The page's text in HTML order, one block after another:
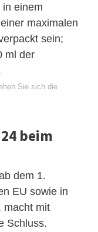
einem
maximalen
sein;
ml der
Sie sich die
beim
dem 1.
EU sowie in
macht mit
Schluss.